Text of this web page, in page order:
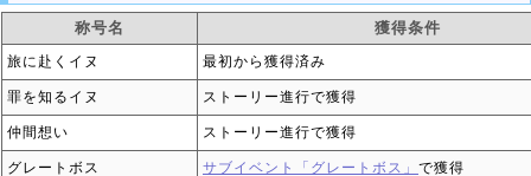
称号名 獲得条件
旅に赴くイヌ 最初から獲得済み
罪を知るイヌ ストーリー進行で獲得
仲間想い ストーリー進行で獲得
グレートボス サブイベント「グレートボス」 で獲得